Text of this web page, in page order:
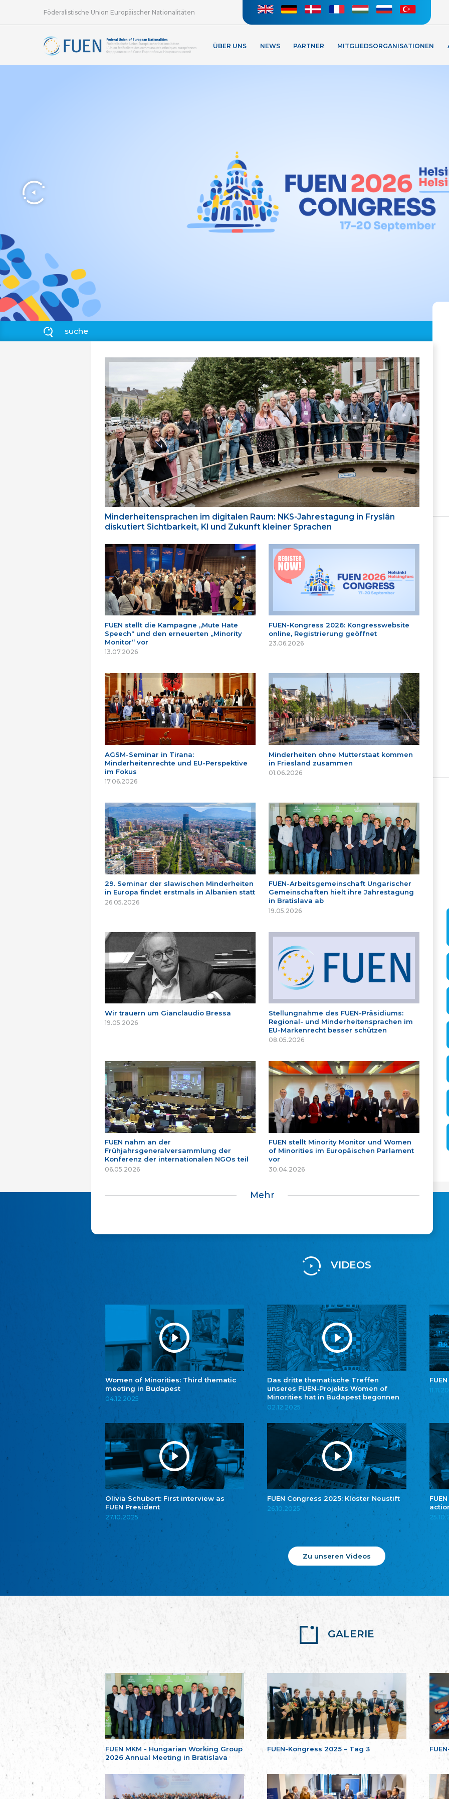
Föderalistische Union Europäischer Nationalitäten
ÜBER UNS NEWS PARTNER MITGLIEDSORGANISATIONEN
Minderheitensprachen im digitalen Raum: NKS-Jahrestagung in Fryslân
diskutiert Sichtbarkeit, KI und Zukunft kleiner Sprachen
FUEN stellt die Kampagne „Mute Hate
Speech“ und den erneuerten „Minority
Monitor“ vor
13.07.2026
FUEN-Kongress 2026: Kongresswebsite
online, Registrierung geöffnet
23.06.2026
AGSM-Seminar in Tirana:
Minderheitenrechte und EU-Perspektive
im Fokus
17.06.2026
Minderheiten ohne Mutterstaat kommen
in Friesland zusammen
01.06.2026
29. Seminar der slawischen Minderheiten
in Europa findet erstmals in Albanien statt
26.05.2026
FUEN-Arbeitsgemeinschaft Ungarischer
Gemeinschaften hielt ihre Jahrestagung
in Bratislava ab
19.05.2026
Wir trauern um Gianclaudio Bressa
19.05.2026
Stellungnahme des FUEN-Präsidiums:
Regional- und Minderheitensprachen im
EU-Markenrecht besser schützen
08.05.2026
FUEN nahm an der
Frühjahrsgeneralversammlung der
Konferenz der internationalen NGOs teil
06.05.2026
FUEN stellt Minority Monitor und Women
of Minorities im Europäischen Parlament
vor
30.04.2026
Mehr
VIDEOS
Women of Minorities: Third thematic
meeting in Budapest
04.12.2025
Das dritte thematische Treffen
unseres FUEN-Projekts Women of
Minorities hat in Budapest begonnen
02.12.2025
Olivia Schubert: First interview as
FUEN President
27.10.2025
FUEN Congress 2025: Kloster Neustift
26.10.2025
Zu unseren Videos
GALERIE
FUEN MKM - Hungarian Working Group
2026 Annual Meeting in Bratislava
FUEN-Kongress 2025 – Tag 3